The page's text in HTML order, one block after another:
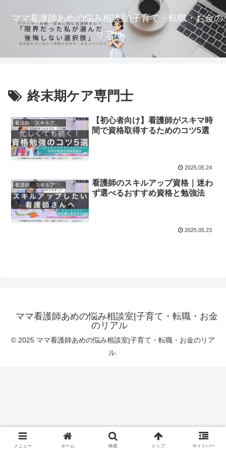
ママ看護師あめの悩み相談室|子育て・転職・お金の
リアル
終末期ケア専門士
看護師 スキルアップ
【初心者向け】看護師がスキマ時
間で資格取得するためのコツ5選
2025.05.24
看護師 スキルアップ
看護師のスキルアップ資格｜迷わ
ず選べるおすすめ資格と勉強法
2025.05.23
ママ看護師あめの悩み相談室|子育て・転職・お金
のリアル
© 2025 ママ看護師あめの悩み相談室|子育て・転職・お金のリア
ル.
メニュー ホーム 検索 トップ サイドバー